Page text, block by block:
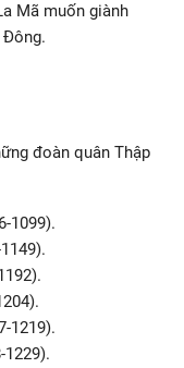
Mã muốn giành
đoàn quân Thập
1099).
1219).